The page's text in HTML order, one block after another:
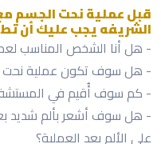
قبل عملية نحت الجسم
الشريفه يجب عليك أن
- هل أنا الشخص المناسب
- هل سوف تكون عملية نحت
- كم سوف أُقيم في
- هل سوف أشعر بألم شديد
على الألم بعد العملية؟